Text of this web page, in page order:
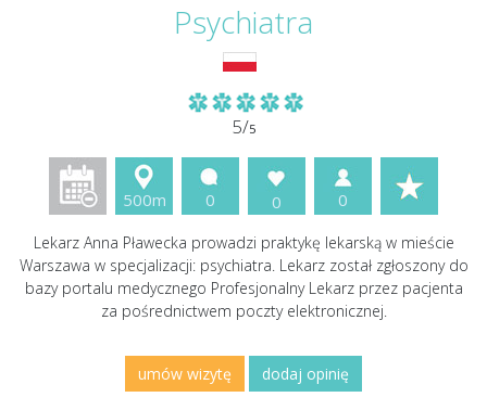
Psychiatra
5/5
500m 0 0 0
Lekarz Anna Pławecka prowadzi praktykę lekarską w mieście
Warszawa w specjalizacji: psychiatra. Lekarz został zgłoszony do
bazy portalu medycznego Profesjonalny Lekarz przez pacjenta
za pośrednictwem poczty elektronicznej.
umów wizytę dodaj opinię